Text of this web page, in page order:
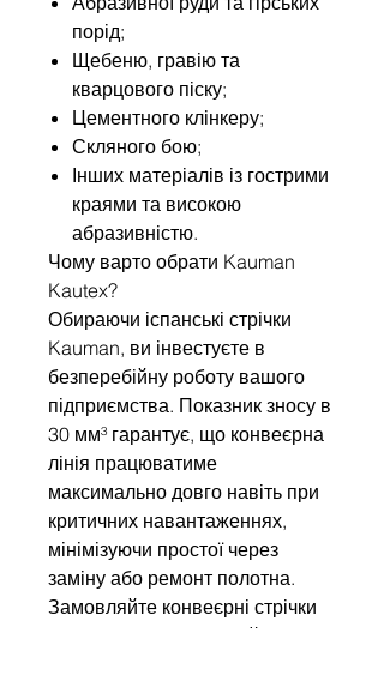
порід;
Щебеню, гравію та
кварцового піску;
Цементного клінкеру;
Скляного бою;
Інших матеріалів із гострими
краями та високою
абразивністю.
Чому варто обрати Kauman
Kautex?
Обираючи іспанські стрічки
Kauman, ви інвестуєте в
безперебійну роботу вашого
підприємства. Показник зносу в
30 мм³ гарантує, що конвеєрна
лінія працюватиме
максимально довго навіть при
критичних навантаженнях,
мінімізуючи простої через
заміну або ремонт полотна.
Замовляйте конвеєрні стрічки
Kauman у нас і отримуйте